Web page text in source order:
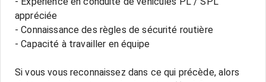
appréciée
- Connaissance des règles de sécurité routière
- Capacité à travailler en équipe
Si vous vous reconnaissez dans ce qui précède, alors